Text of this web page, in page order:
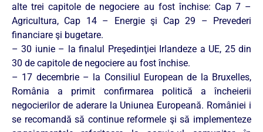
alte trei capitole de negociere au fost închise: Cap 7 –
Agricultura, Cap 14 – Energie şi Cap 29 – Prevederi
financiare şi bugetare.
– 30 iunie – la finalul Preşedinţiei Irlandeze a UE, 25 din
30 de capitole de negociere au fost închise.
– 17 decembrie – la Consiliul European de la Bruxelles,
România a primit confirmarea politică a încheierii
negocierilor de aderare la Uniunea Europeană. României i
se recomandă să continue reformele şi să implementeze